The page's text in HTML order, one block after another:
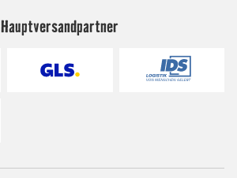
Hauptversandpartner